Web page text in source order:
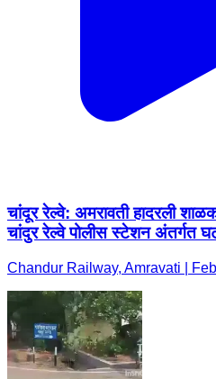
चांदूर रेल्वे: अमरावती हादरली
चांदुर रेल्वे पोलीस स्टेशन अंतर्गत
Chandur Railway, Amravati |